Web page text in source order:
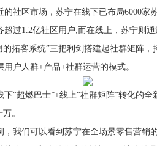
区市场，苏宁在线下已布局6000家
过1.2亿社区用户;而在线上，苏宁则通
的拓客系统”三把利剑搭建起社群矩阵，
户人群+产品+社群运营的模式。
超燃巴士”+线上“社群矩阵”转化的全
。
我们可以看到苏宁在全场景零售营销